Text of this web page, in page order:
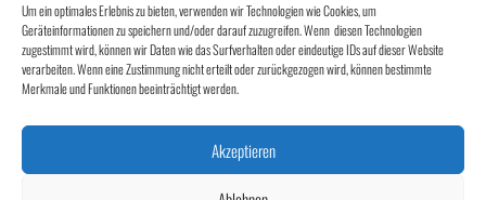
Um ein optimales Erlebnis zu bieten, verwenden wir Technologien wie Cookies, um
Geräteinformationen zu speichern und/oder darauf zuzugreifen. Wenn diesen Technologien
zugestimmt wird, können wir Daten wie das Surfverhalten oder eindeutige IDs auf dieser Website
verarbeiten. Wenn eine Zustimmung nicht erteilt oder zurückgezogen wird, können bestimmte
Merkmale und Funktionen beeinträchtigt werden.
Akzeptieren